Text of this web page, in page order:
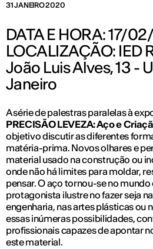
31 JANEIRO 2020
DATA E HORA: 17/
LOCALIZAÇÃO: IED
João Luis Alves, 13 -
Janeiro
A série de palestras paralelas à
PRECISÃO LEVEZA: Aço e
objetivo discutir as diferentes
matéria-prima. Novos olhares e
material usado na construção ou
onde não há limites para moldar,
pensar. O aço tornou-se no
protagonista ilustre no fazer seja
engenharia, nas artes plásticas ou
essas inúmeras possibilidades,
profissionais capazes de apontar
este material.